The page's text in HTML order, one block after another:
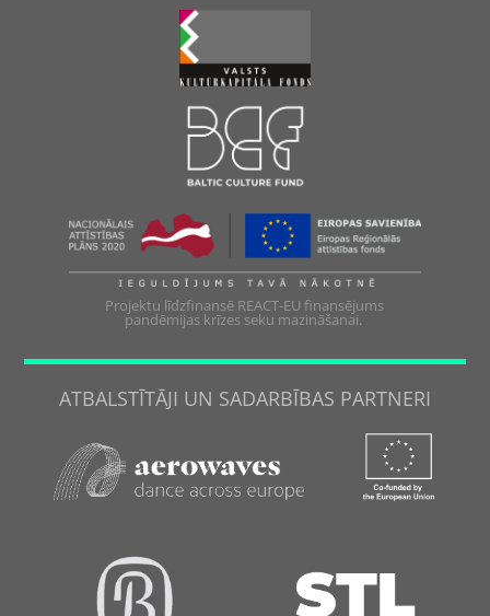
Projektu līdzfinansē REACT-EU finansējums
pandēmijas krīzes seku mazināšanai.
ATBALSTĪTĀJI UN SADARBĪBAS PARTNERI